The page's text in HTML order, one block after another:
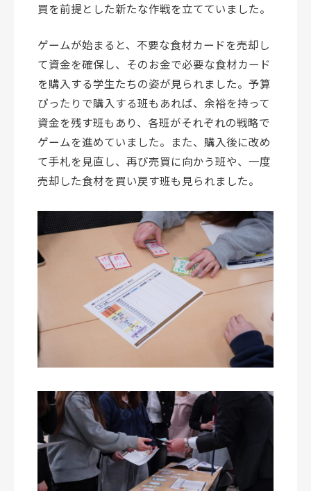
買を前提とした新たな作戦を立てていました。
ゲームが始まると、不要な食材カードを売却し
て資金を確保し、そのお金で必要な食材カード
を購入する学生たちの姿が見られました。予算
ぴったりで購入する班もあれば、余裕を持って
資金を残す班もあり、各班がそれぞれの戦略で
ゲームを進めていました。また、購入後に改め
て手札を見直し、再び売買に向かう班や、一度
売却した食材を買い戻す班も見られました。